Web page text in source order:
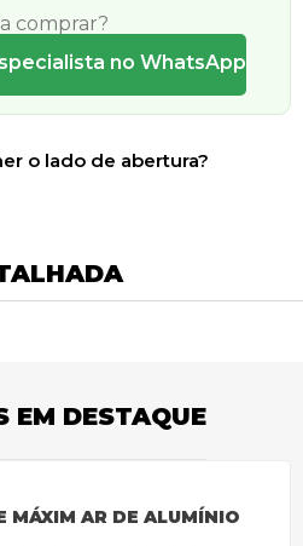
comprar?
no WhatsApp
o lado de abertura?
EM DESTAQUE
MÁXIM AR DE ALUMÍNIO